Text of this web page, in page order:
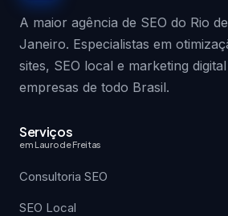
A maior agência de SEO do Rio de
Janeiro. Especialistas em
sites, SEO local e marketing
empresas de todo Brasil.
Serviços
em Lauro de Freitas
Consultoria SEO
SEO Local